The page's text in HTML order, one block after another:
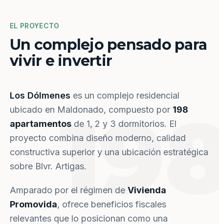
EL PROYECTO
Un complejo pensado para
vivir e invertir
Los Dólmenes es un complejo residencial
ubicado en Maldonado, compuesto por 198
apartamentos de 1, 2 y 3 dormitorios. El
proyecto combina diseño moderno, calidad
constructiva superior y una ubicación estratégica
sobre Blvr. Artigas.
Amparado por el régimen de Vivienda
Promovida, ofrece beneficios fiscales
relevantes que lo posicionan como una